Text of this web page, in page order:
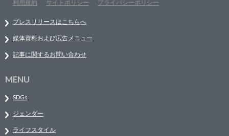
利用規約
サイトポリシー プライバシーポリシー
プレスリリースはこちらへ
媒体資料および広告メニュー
記事に関するお問い合わせ
MENU
SDGs
ジェンダー
ライフスタイル